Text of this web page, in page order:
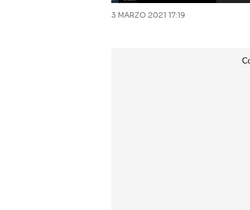
3 MARZO 2021 17:19